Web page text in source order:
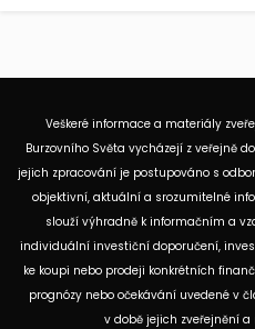
Veškeré informace a materiály
Burzovního Světa vycházejí z veřejně
jejich zpracování je postupováno s
objektivní, aktuální a srozumitelné
slouží výhradně k informačním a
individuální investiční doporučení,
ke koupi nebo prodeji konkrétních
prognózy nebo očekávání uvedené v
v době jejich zveřejnění